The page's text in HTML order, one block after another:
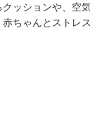
ッションや、
ちゃんとストレ